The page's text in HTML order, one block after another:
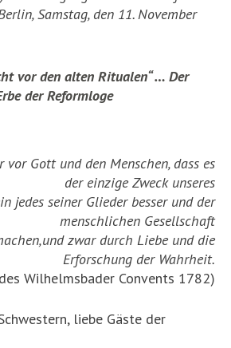
Samstag, den 11. November
vor den alten Ritualen“ … Der
der Reformloge
Gott und den Menschen, dass es
der einzige Zweck unseres
jedes seiner Glieder besser und der
menschlichen Gesellschaft
zwar durch Liebe und die
Erforschung der Wahrheit.
Wilhelmsbader Convents 1782)
liebe Gäste der